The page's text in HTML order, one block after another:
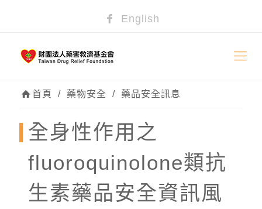
English
首頁 / 藥物安全 / 藥品安全訊息
全身性作用之
fluoroquinolone類抗
生素藥品安全資訊風